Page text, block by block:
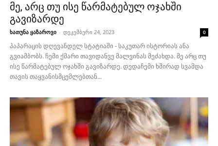
მე, არც თუ ისე წარმატებულ ოჯახში
გავიზარდე
ხათუნა ყაზაროვი - დეკემბერი 24, 2023 0
პაპარაცის დღევანდელ სტატიაში - საკუთარ ისტორიას ანა
გვიამბობს. ჩემი ქმარი თავიდანვე მალვინას მეძახდა. მე არც თუ
ისე წარმატებულ ოჯახში გავიზარდე. დედაჩემი ხშირად სვამდა
თავის თაყვანისმცემლებთან...